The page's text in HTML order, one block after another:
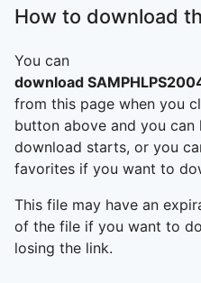
How to download
You can
download
from this page when you
button above and you can
download starts, or you
favorites if you want to
This file may have an
of the file if you want to
losing the link.